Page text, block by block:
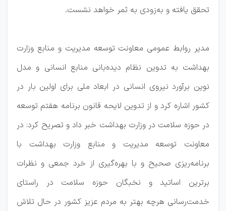
تحقق یافته و به‌زودی به ثمر خواهد نشست.
مدیر روابط عمومی معاونت توسعه مدیریت و منابع وزارت
بهداشت به تدوین نظام دیده‌بانی منابع انسانی و مدل
نوین برآورد نیروی انسانی در ابعاد ملی برای اولین بار در
کشور اشاره کرد و از تدوین لایحه قانون برنامه هفتم ‎توسعه
در حوزه سلامت در وزارت بهداشت خبر داد و تصریح کرد: در
معاونت توسعه مدیریت و منابع وزارت بهداشت با
برنامه‌ریزی صحیح و با بهره‌گیری از خرد جمعی و نظرات
برترین اساتید و نخبگان حوزه سلامت در راستای
خدمت‌رسانی هرچه بهتر به مردم عزیز کشور در حال تلاش